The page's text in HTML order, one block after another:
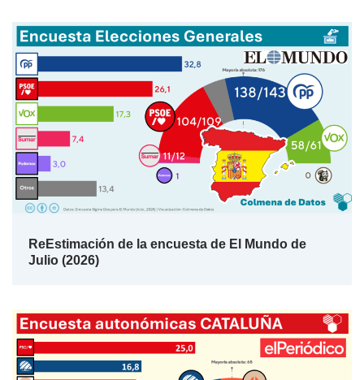
ReEstimación de la encuesta de El Mundo de
Julio (2026)